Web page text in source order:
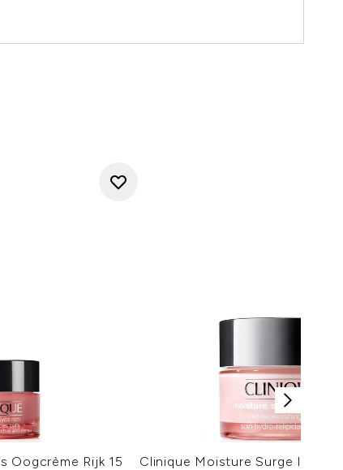
Oogcrème Rijk 15
Clinique Moisture Surge